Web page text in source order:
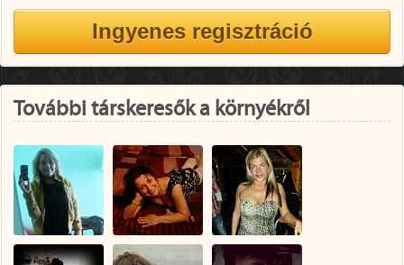
További társkeresők a környékről